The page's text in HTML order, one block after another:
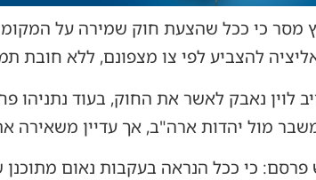
כץ מסר כי ככל שהצעת חוק שמירה על
להצביע לפי צו מצפונם, ללא חובת
לוין נאבק לאשר את החוק, בעוד
מול יהדות ארה"ב, אך עדיין משאירה
כי ככל הנראה בעקבות נאום מתוכנן